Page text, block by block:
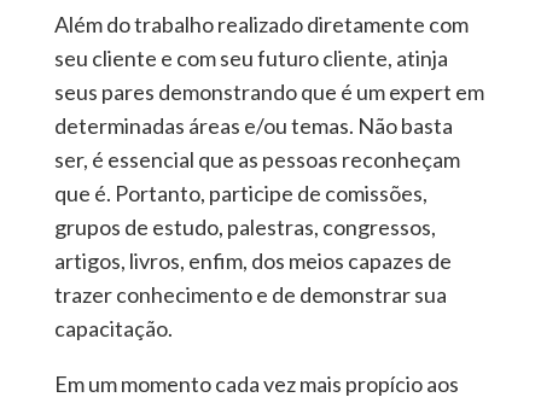
Além do trabalho realizado diretamente com
seu cliente e com seu futuro cliente, atinja
seus pares demonstrando que é um expert em
determinadas áreas e/ou temas. Não basta
ser, é essencial que as pessoas reconheçam
que é. Portanto, participe de comissões,
grupos de estudo, palestras, congressos,
artigos, livros, enfim, dos meios capazes de
trazer conhecimento e de demonstrar sua
capacitação.
Em um momento cada vez mais propício aos